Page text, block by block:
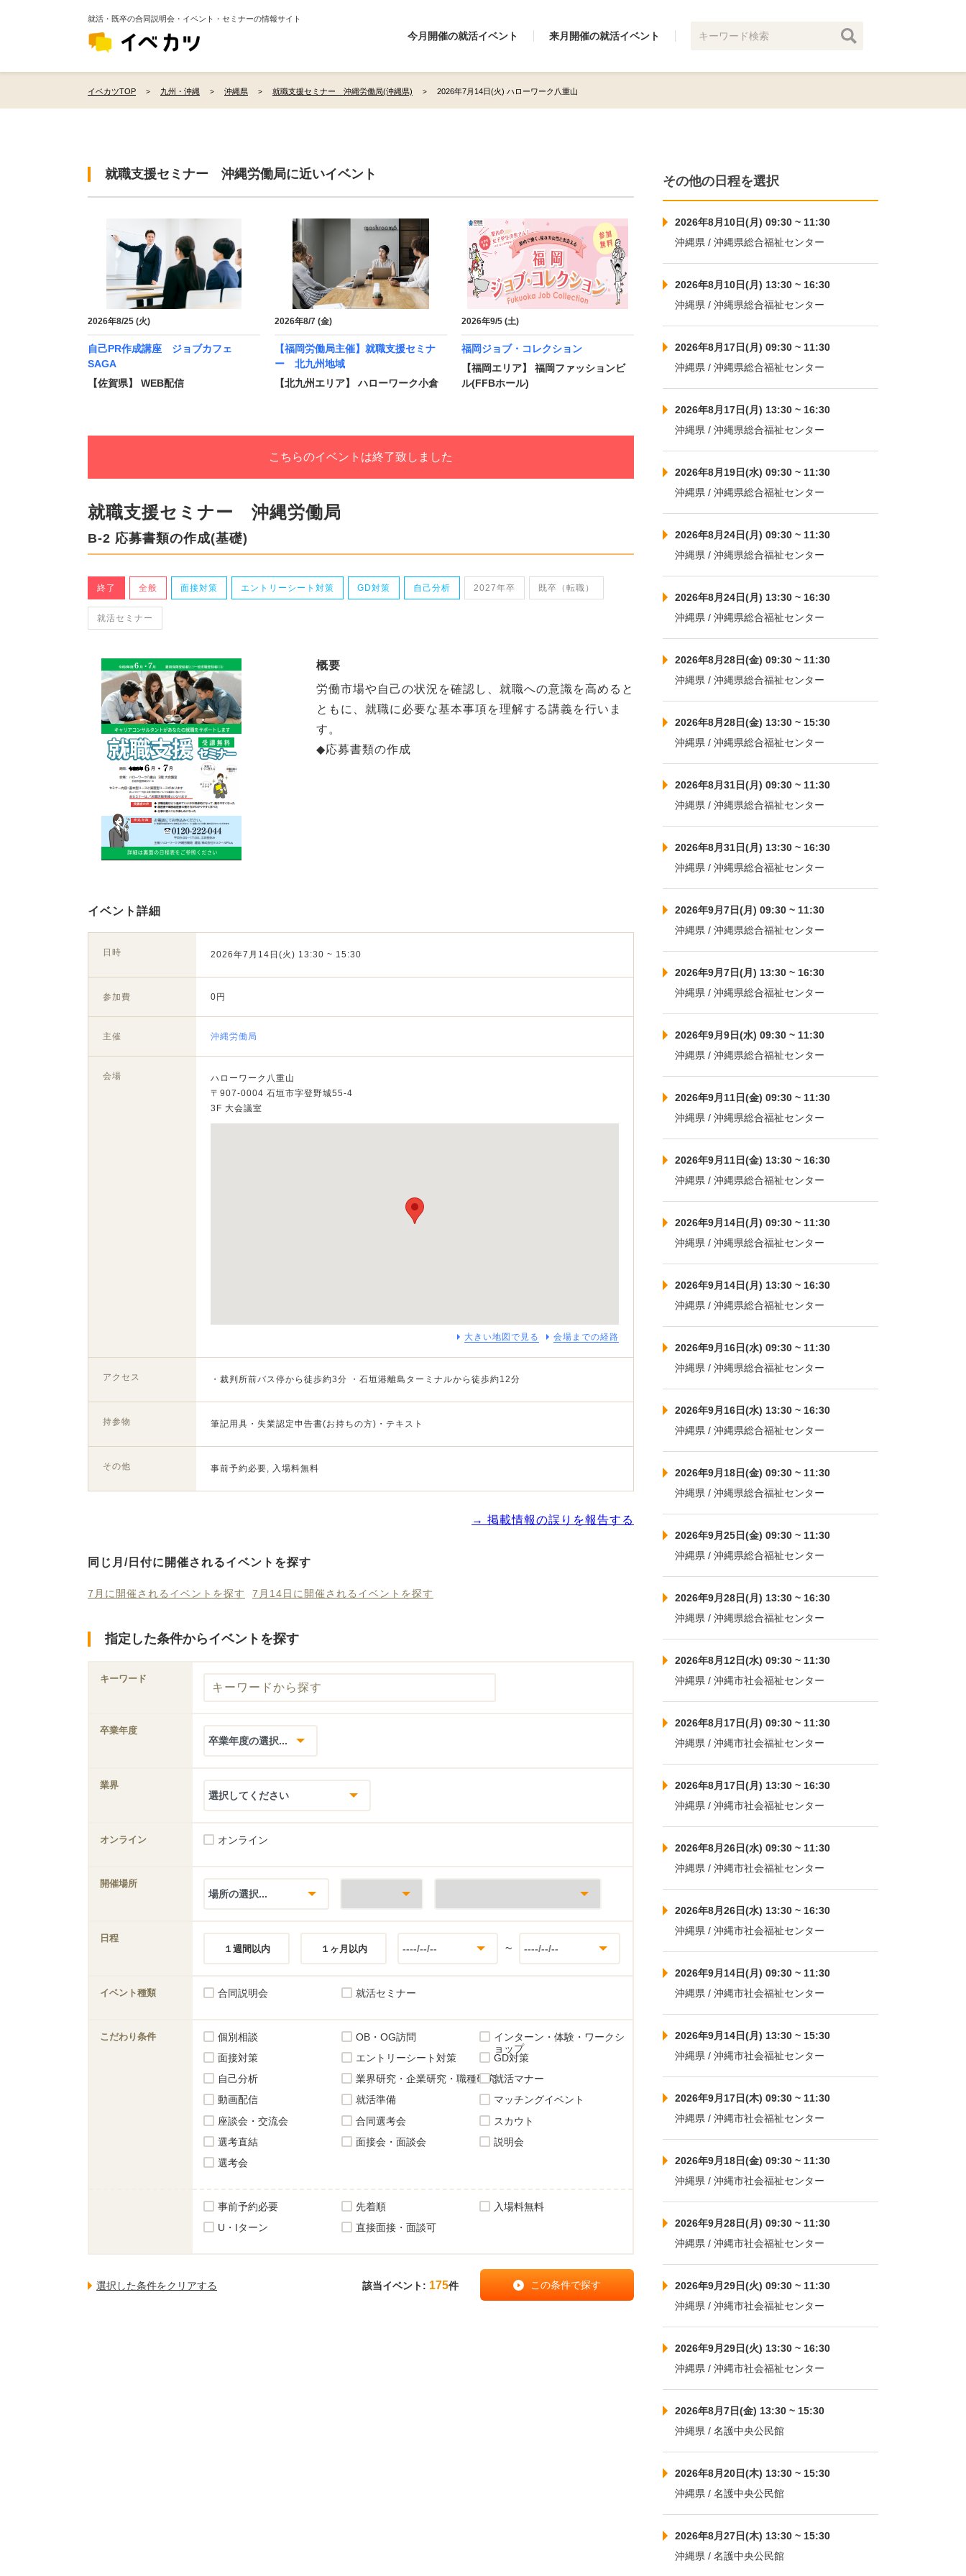
就活・既卒の合同説明会・イベント・セミナーの情報サイト
今月開催の就活イベント 来月開催の就活イベント
イベカツTOP 九州・沖縄 沖縄県 就職支援セミナー 沖縄労働局(沖縄県) 2026年7月14日(火) ハローワーク八重山
就職支援セミナー 沖縄労働局に近いイベント
2026年8/25 (火)
自己PR作成講座 ジョブカフェ
SAGA
【佐賀県】 WEB配信
2026年8/7 (金)
【福岡労働局主催】就職支援セミナ
ー 北九州地域
【北九州エリア】 ハローワーク小倉
2026年9/5 (土)
福岡ジョブ・コレクション
【福岡エリア】 福岡ファッションビ
ル(FFBホール)
こちらのイベントは終了致しました
就職支援セミナー 沖縄労働局
B-2 応募書類の作成(基礎)
終了 全般 面接対策 エントリーシート対策 GD対策 自己分析 2027年卒 既卒（転職）
就活セミナー
概要
労働市場や自己の状況を確認し、就職への意識を高めると
ともに、就職に必要な基本事項を理解する講義を行いま
す。
◆応募書類の作成
イベント詳細
日時 2026年7月14日(火) 13:30 ~ 15:30
参加費 0円
主催 沖縄労働局
会場
ハローワーク八重山
〒907-0004 石垣市字登野城55-4
3F 大会議室
大きい地図で見る 会場までの経路
アクセス ・裁判所前バス停から徒歩約3分 ・石垣港離島ターミナルから徒歩約12分
持参物 筆記用具・失業認定申告書(お持ちの方)・テキスト
その他 事前予約必要, 入場料無料
→ 掲載情報の誤りを報告する
同じ月/日付に開催されるイベントを探す
7月に開催されるイベントを探す 7月14日に開催されるイベントを探す
指定した条件からイベントを探す
キーワード
卒業年度
業界
オンライン オンライン
開催場所
日程
１週間以内
１ヶ月以内 ~
イベント種類 合同説明会 就活セミナー
こだわり条件 個別相談 OB・OG訪問
インターン・体験・ワークシ
ョップ
面接対策
エントリーシート対策
GD対策
自己分析
業界研究・企業研究・職種研究就活マナー
動画配信
就活準備
マッチングイベント
座談会・交流会
合同選考会
スカウト
選考直結
面接会・面談会
説明会
選考会
事前予約必要 先着順
入場料無料
U・Iターン
直接面接・面談可
該当イベント: 175件
その他の日程を選択
2026年8月10日(月) 09:30 ~ 11:30
沖縄県 / 沖縄県総合福祉センター
2026年8月10日(月) 13:30 ~ 16:30
沖縄県 / 沖縄県総合福祉センター
2026年8月17日(月) 09:30 ~ 11:30
沖縄県 / 沖縄県総合福祉センター
2026年8月17日(月) 13:30 ~ 16:30
沖縄県 / 沖縄県総合福祉センター
2026年8月19日(水) 09:30 ~ 11:30
沖縄県 / 沖縄県総合福祉センター
2026年8月24日(月) 09:30 ~ 11:30
沖縄県 / 沖縄県総合福祉センター
2026年8月24日(月) 13:30 ~ 16:30
沖縄県 / 沖縄県総合福祉センター
2026年8月28日(金) 09:30 ~ 11:30
沖縄県 / 沖縄県総合福祉センター
2026年8月28日(金) 13:30 ~ 15:30
沖縄県 / 沖縄県総合福祉センター
2026年8月31日(月) 09:30 ~ 11:30
沖縄県 / 沖縄県総合福祉センター
2026年8月31日(月) 13:30 ~ 16:30
沖縄県 / 沖縄県総合福祉センター
2026年9月7日(月) 09:30 ~ 11:30
沖縄県 / 沖縄県総合福祉センター
2026年9月7日(月) 13:30 ~ 16:30
沖縄県 / 沖縄県総合福祉センター
2026年9月9日(水) 09:30 ~ 11:30
沖縄県 / 沖縄県総合福祉センター
2026年9月11日(金) 09:30 ~ 11:30
沖縄県 / 沖縄県総合福祉センター
2026年9月11日(金) 13:30 ~ 16:30
沖縄県 / 沖縄県総合福祉センター
2026年9月14日(月) 09:30 ~ 11:30
沖縄県 / 沖縄県総合福祉センター
2026年9月14日(月) 13:30 ~ 16:30
沖縄県 / 沖縄県総合福祉センター
2026年9月16日(水) 09:30 ~ 11:30
沖縄県 / 沖縄県総合福祉センター
2026年9月16日(水) 13:30 ~ 16:30
沖縄県 / 沖縄県総合福祉センター
2026年9月18日(金) 09:30 ~ 11:30
沖縄県 / 沖縄県総合福祉センター
2026年9月25日(金) 09:30 ~ 11:30
沖縄県 / 沖縄県総合福祉センター
2026年9月28日(月) 13:30 ~ 16:30
沖縄県 / 沖縄県総合福祉センター
2026年8月12日(水) 09:30 ~ 11:30
沖縄県 / 沖縄市社会福祉センター
2026年8月17日(月) 09:30 ~ 11:30
沖縄県 / 沖縄市社会福祉センター
2026年8月17日(月) 13:30 ~ 16:30
沖縄県 / 沖縄市社会福祉センター
2026年8月26日(水) 09:30 ~ 11:30
沖縄県 / 沖縄市社会福祉センター
2026年8月26日(水) 13:30 ~ 16:30
沖縄県 / 沖縄市社会福祉センター
2026年9月14日(月) 09:30 ~ 11:30
沖縄県 / 沖縄市社会福祉センター
2026年9月14日(月) 13:30 ~ 15:30
沖縄県 / 沖縄市社会福祉センター
2026年9月17日(木) 09:30 ~ 11:30
沖縄県 / 沖縄市社会福祉センター
2026年9月18日(金) 09:30 ~ 11:30
沖縄県 / 沖縄市社会福祉センター
2026年9月28日(月) 09:30 ~ 11:30
沖縄県 / 沖縄市社会福祉センター
2026年9月29日(火) 09:30 ~ 11:30
沖縄県 / 沖縄市社会福祉センター
2026年9月29日(火) 13:30 ~ 16:30
沖縄県 / 沖縄市社会福祉センター
2026年8月7日(金) 13:30 ~ 15:30
沖縄県 / 名護中央公民館
2026年8月20日(木) 13:30 ~ 15:30
沖縄県 / 名護中央公民館
2026年8月27日(木) 13:30 ~ 15:30
沖縄県 / 名護中央公民館